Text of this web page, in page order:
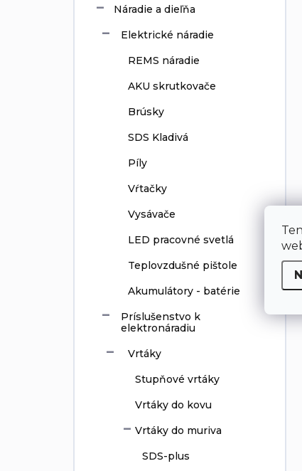
Náradie a dieľňa
Elektrické náradie
REMS náradie
AKU skrutkovače
Brúsky
SDS Kladivá
Píly
Vŕtačky
Vysávače
LED pracovné svetlá
Teplovzdušné pištole
Akumulátory - batérie
Príslušenstvo k
elektronáradiu
Vrtáky
Stupňové vrtáky
Vrtáky do kovu
Vrtáky do muriva
SDS-plus